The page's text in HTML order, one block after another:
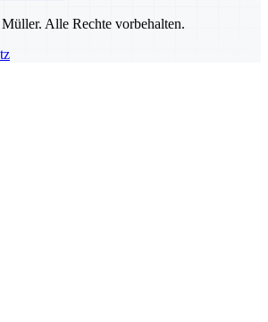
Alle Rechte vorbehalten.